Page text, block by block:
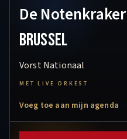
De Notenkraker
Brussel
Vorst Nationaal
MET LIVE ORKEST
Voeg toe aan mijn agenda